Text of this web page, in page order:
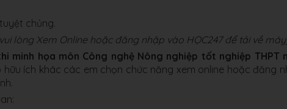
chủng.
lòng Xem Online hoặc đăng nhập vào HỌC247 để tải về
minh họa môn Công nghệ Nông nghiệp tốt nghiệp THPT
ích khác các em chọn chức năng xem online hoặc đăng